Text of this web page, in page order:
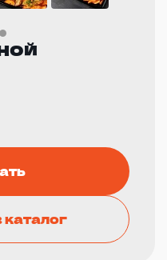
каталог